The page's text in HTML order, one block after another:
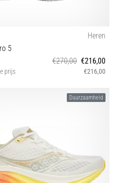
Heren
5
€270,00 €216,00
prijs €216,00
42 42½ 44 44½ 45 46 46½ Duurzaamheid